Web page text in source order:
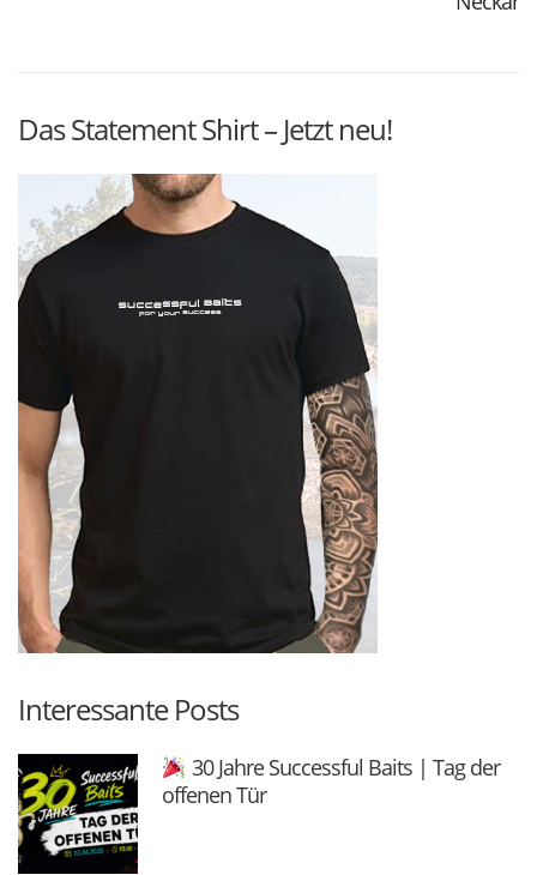
Das Statement Shirt – Jetzt neu!
Interessante Posts
30 Jahre Successful Baits | Tag der
offenen Tür